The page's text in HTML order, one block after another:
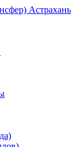
Астрахань